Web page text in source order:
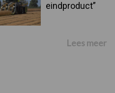
eindproduct”
Lees meer